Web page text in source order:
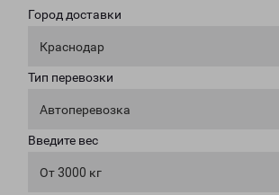
Город доставки
Краснодар
Тип перевозки
Автоперевозка
Введите вес
От 3000 кг